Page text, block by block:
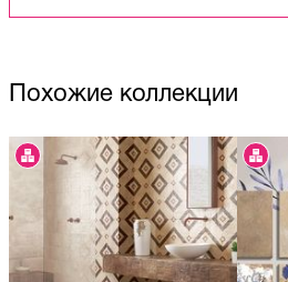
Похожие коллекции